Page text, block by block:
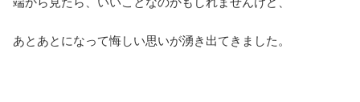
あとあとになって悔しい思いが湧き出てきました。